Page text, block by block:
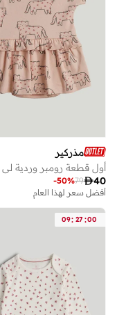
مذركير
أول قطعة رومبر وردية لي
40
79
-50%
أفضل سعر لهذا العام
09: 27 :00